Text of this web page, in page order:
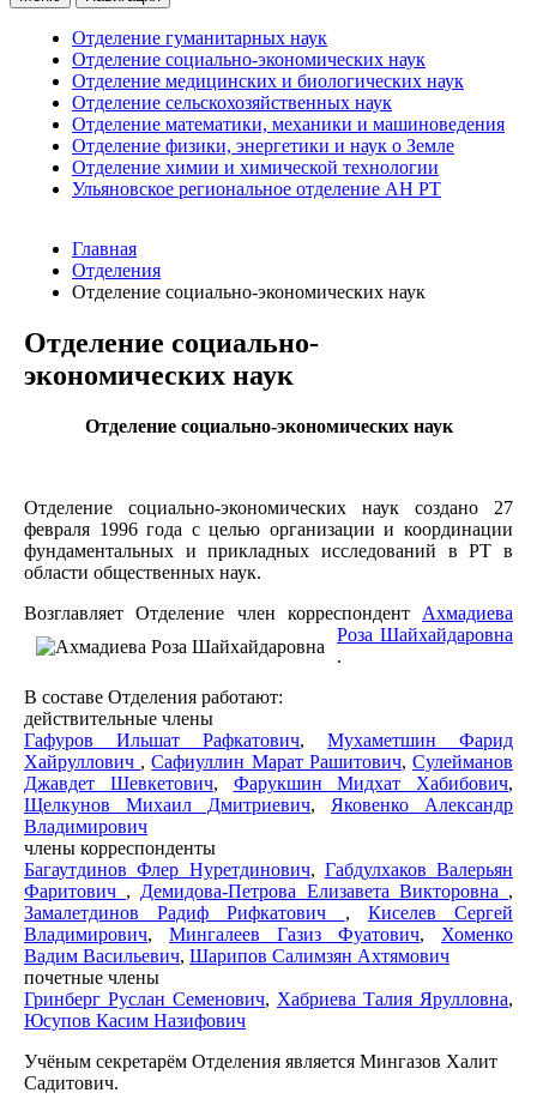
Отделение гуманитарных наук
Отделение социально-экономических наук
Отделение медицинских и биологических наук
Отделение сельскохозяйственных наук
Отделение математики, механики и машиноведения
Отделение физики, энергетики и наук о Земле
Отделение химии и химической технологии
Ульяновское региональное отделение АН РТ
Главная
Отделения
Отделение социально-экономических наук
Отделение социально-
экономических наук
Отделение социально-экономических наук
Отделение социально-экономических наук создано 27
февраля 1996 года с целью организации и координации
фундаментальных и прикладных исследований в РТ в
области общественных наук.
Возглавляет Отделение член корреспондент Ахмадиева
Роза Шайхайдаровна
.
В составе Отделения работают:
действительные члены
Гафуров Ильшат Рафкатович, Мухаметшин Фарид
Хайруллович ,Сафиуллин Марат Рашитович,Сулейманов
Джавдет Шевкетович, Фарукшин Мидхат Хабибович,
Щелкунов Михаил Дмитриевич, Яковенко Александр
Владимирович
члены корреспонденты
Багаутдинов Флер Нуретдинович, Габдулхаков Валерьян
Фаритович , Демидова-Петрова Елизавета Викторовна ,
Замалетдинов Радиф Рифкатович , Киселев Сергей
Владимирович, Мингалеев Газиз Фуатович, Хоменко
Вадим Васильевич, Шарипов Салимзян Ахтямович
почетные члены
Гринберг Руслан Семенович, Хабриева Талия Ярулловна,
Юсупов Касим Назифович
Учёным секретарём Отделения является Мингазов Халит
Садитович.